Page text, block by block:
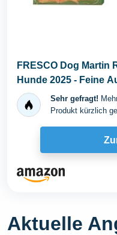
FRESCO Dog Martin
Hunde 2025 - Feine
Sehr gefragt!
Produkt kürzlich
Aktuelle